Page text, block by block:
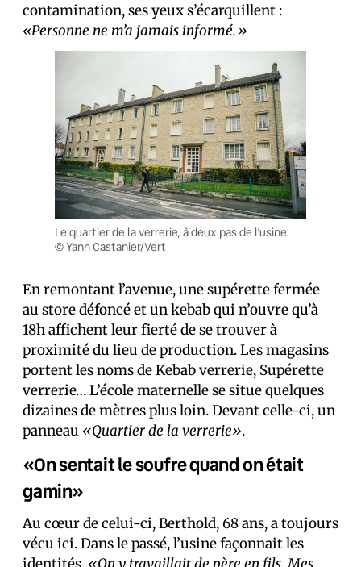
contamination, ses yeux s’écarquillent :
«Personne ne m’a jamais informé.»
Le quartier de la verrerie, à deux pas de l’usine.
© Yann Castanier/Vert
En remontant l’avenue, une supérette fermée
au store défoncé et un kebab qui n’ouvre qu’à
18h affichent leur fierté de se trouver à
proximité du lieu de production. Les magasins
portent les noms de Kebab verrerie, Supérette
verrerie… L’école maternelle se situe quelques
dizaines de mètres plus loin. Devant celle-ci, un
panneau «Quartier de la verrerie».
«On sentait le soufre quand on était
gamin»
Au cœur de celui-ci, Berthold, 68 ans, a toujours
vécu ici. Dans le passé, l’usine façonnait les